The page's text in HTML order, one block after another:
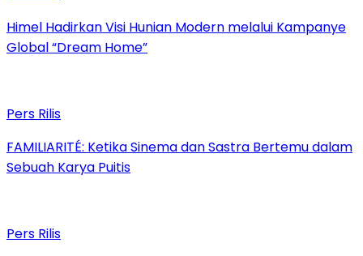
Himel Hadirkan Visi Hunian Modern melalui Kampanye
Global “Dream Home”
Pers Rilis
FAMILIARITÉ: Ketika Sinema dan Sastra Bertemu dalam
Sebuah Karya Puitis
Pers Rilis